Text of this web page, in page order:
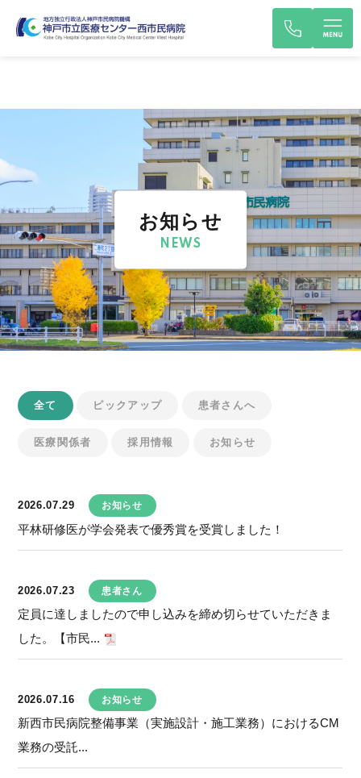
お知らせ
NEWS
全て ピックアップ 患者さんへ
医療関係者 採用情報 お知らせ
2026.07.29 お知らせ
平林研修医が学会発表で優秀賞を受賞しました！
2026.07.23 患者さん
定員に達しましたので申し込みを締め切らせていただきま
した。【市民...
2026.07.16 お知らせ
新西市民病院整備事業（実施設計・施工業務）におけるCM
業務の受託...